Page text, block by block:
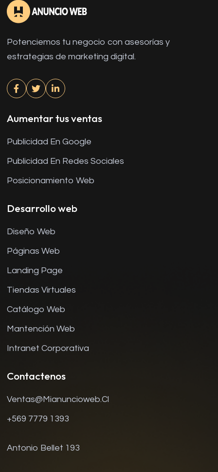
Potenciemos tu negocio con asesorías y
estrategias de marketing digital.
Aumentar tus ventas
Publicidad En Google
Publicidad En Redes Sociales
Posicionamiento Web
Desarrollo web
Diseño Web
Páginas Web
Landing Page
Tiendas Virtuales
Catálogo Web
Mantención Web
Intranet Corporativa
Contactenos
Ventas@mianuncioweb.cl
+569 7779 1393
Antonio Bellet 193